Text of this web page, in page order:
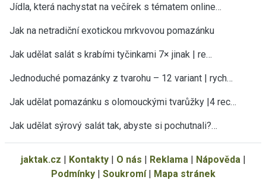
Jídla, která nachystat na večírek s tématem online…
Jak na netradiční exotickou mrkvovou pomazánku
Jak udělat salát s krabími tyčinkami 7× jinak | re…
Jednoduché pomazánky z tvarohu – 12 variant | rych…
Jak udělat pomazánku s olomouckými tvarůžky |4 rec…
Jak udělat sýrový salát tak, abyste si pochutnali?…
jaktak.cz | Kontakty| O nás | Reklama | Nápověda |
Podmínky| Soukromí| Mapa stránek